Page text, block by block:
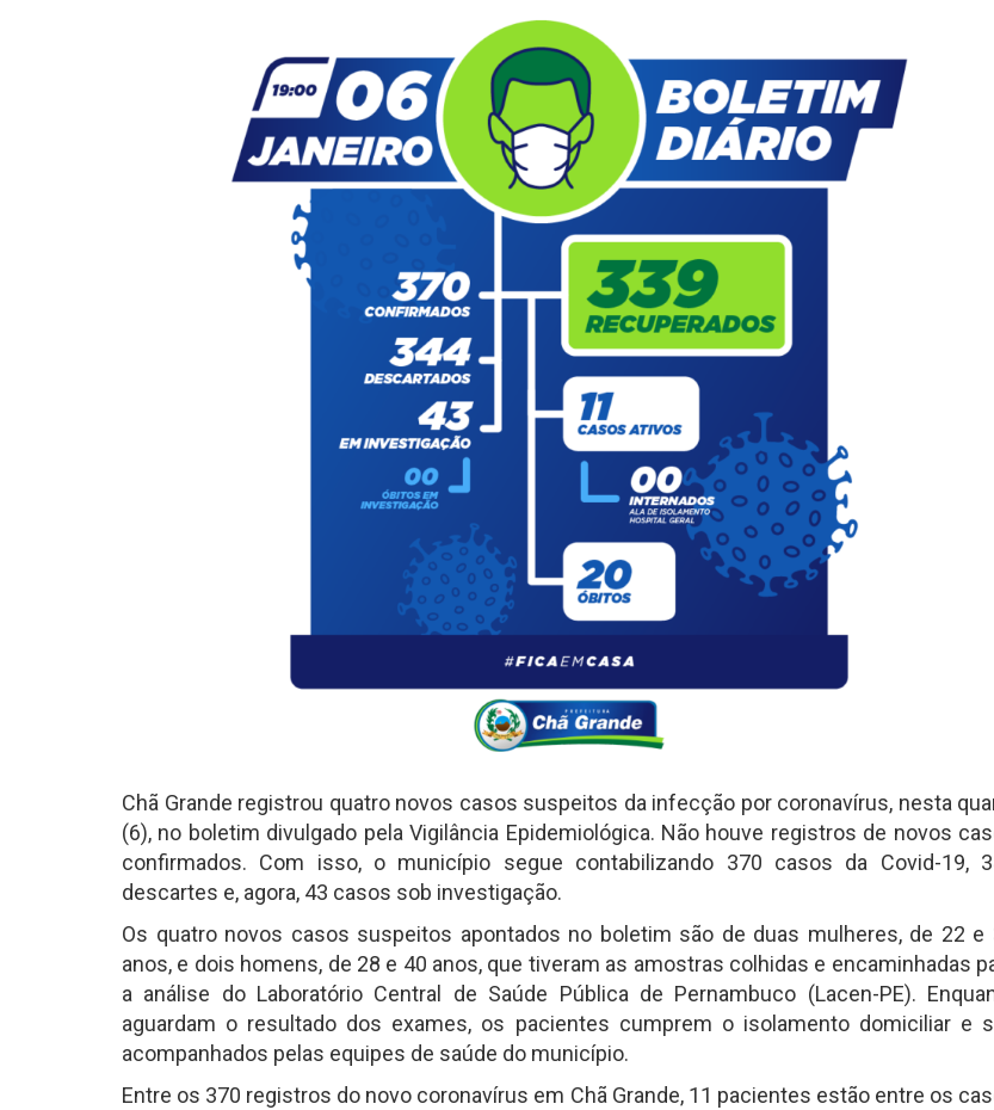
Chã Grande registrou quatro novos casos suspeitos da infecção por coronavírus, nesta
(6), no boletim divulgado pela Vigilância Epidemiológica. Não houve registros de novos
confirmados. Com isso, o município segue contabilizando 370 casos da Covid-19,
descartes e, agora, 43 casos sob investigação.
Os quatro novos casos suspeitos apontados no boletim são de duas mulheres, de 22 e
anos, e dois homens, de 28 e 40 anos, que tiveram as amostras colhidas e encaminhadas
a análise do Laboratório Central de Saúde Pública de Pernambuco (Lacen-PE).
aguardam o resultado dos exames, os pacientes cumprem o isolamento domiciliar e
acompanhados pelas equipes de saúde do município.
Entre os 370 registros do novo coronavírus em Chã Grande, 11 pacientes estão entre os